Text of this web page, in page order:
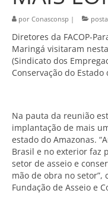
por Conasconsp |
Diretores da FACOP-
Maringá visitaram
(Sindicato dos
Conservação do Estado
Na pauta da reunião
implantação de mais
estado do Amazonas.
Brasil e no exterior faz
setor de asseio e
mão de obra no
Fundação de Asseio e